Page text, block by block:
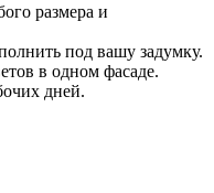
размера и
под вашу задумку.
в одном фасаде.
дней.